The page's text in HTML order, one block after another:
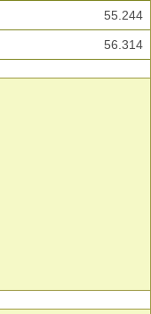
55.244
56.314